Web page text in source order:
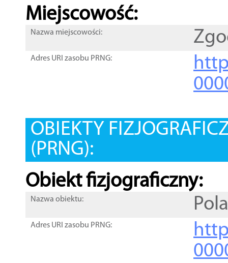
Miejscowość:
Nazwa miejscowości:
Adres URI zasobu PRNG:
OBIEKTY
(PRNG):
Obiekt fizjograficzny:
Nazwa obiektu:
Adres URI zasobu PRNG: